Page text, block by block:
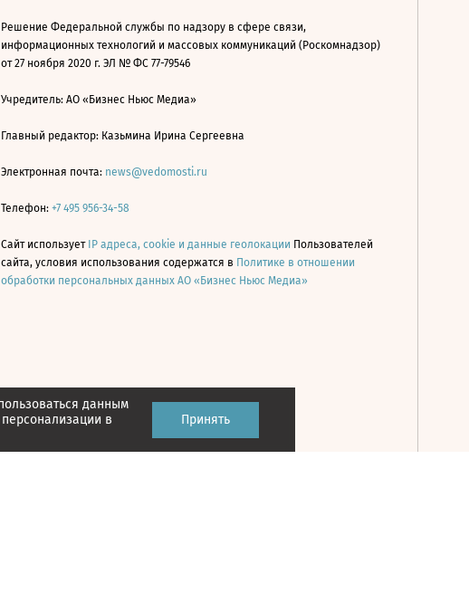
данным
в
Принять
Решение Федеральной службы по надзору в сфере связи,
информационных технологий и массовых коммуникаций (Роскомнадзор)
от 27 ноября 2020 г. ЭЛ № ФС 77-79546
Учредитель: АО «Бизнес Ньюс Медиа»
Главный редактор: Казьмина Ирина Сергеевна
Электронная почта: news@vedomosti.ru
Телефон: +7 495 956-34-58
Сайт использует IP адреса, cookie и данные геолокации Пользователей
сайта, условия использования содержатся в Политике в отношении
обработки персональных данных АО «Бизнес Ньюс Медиа»